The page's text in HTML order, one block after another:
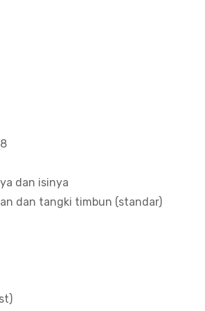
dan isinya
dan tangki timbun (standar)